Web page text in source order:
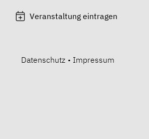
Veranstaltung eintragen
Datenschutz • Impressum